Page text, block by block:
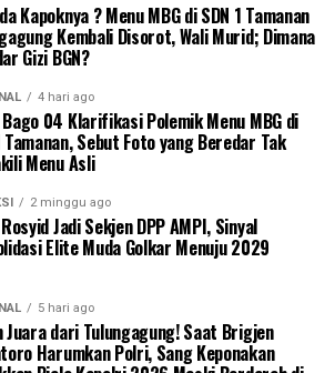
Kapoknya ? Menu MBG di SDN 1 Tamanan
Kembali Disorot, Wali Murid; Dimana
Gizi BGN?
4 hari ago
Bago 04 Klarifikasi Polemik Menu MBG di
Tamanan, Sebut Foto yang Beredar Tak
Menu Asli
2 minggu ago
Jadi Sekjen DPP AMPI, Sinyal
Elite Muda Golkar Menuju 2029
5 hari ago
Juara dari Tulungagung! Saat Brigjen
Harumkan Polri, Sang Keponakan